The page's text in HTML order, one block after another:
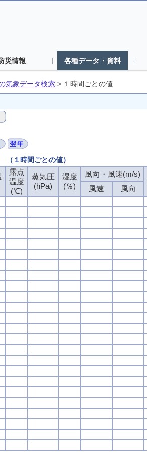
災情報 各種データ・資料
気象データ検索 > １時間ごとの値
１時間ごとの値）
露点
温度
(℃)
蒸気圧
(hPa)
湿度
(％)
風向・風速(m/s)
風速 風向